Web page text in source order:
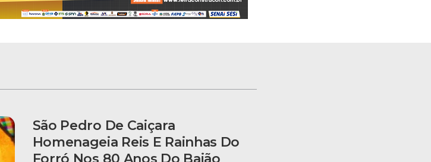
São Pedro De Caiçara
Homenageia Reis E Rainhas Do
Forró Nos 80 Anos Do Baião